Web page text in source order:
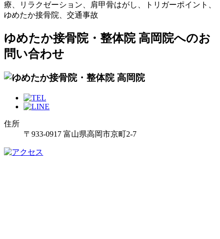
療、リラクゼーション、肩甲骨はがし、トリガーポイント、
ゆめたか接骨院、交通事故
ゆめたか接骨院・整体院 高岡院へのお
問い合わせ
住所
〒933-0917 富山県高岡市京町2-7